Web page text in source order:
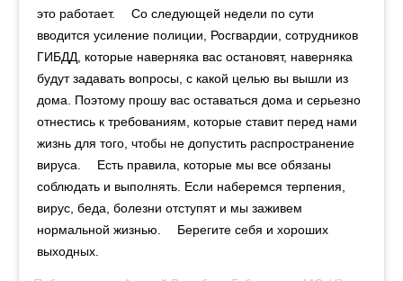
это работает. ⠀ Со следующей недели по сути
вводится усиление полиции, Росгвардии, сотрудников
ГИБДД, которые наверняка вас остановят, наверняка
будут задавать вопросы, с какой целью вы вышли из
дома. Поэтому прошу вас оставаться дома и серьезно
отнестись к требованиям, которые ставит перед нами
жизнь для того, чтобы не допустить распространение
вируса. ⠀ Есть правила, которые мы все обязаны
соблюдать и выполнять. Если наберемся терпения,
вирус, беда, болезни отступят и мы заживем
нормальной жизнью. ⠀ Берегите себя и хороших
выходных.